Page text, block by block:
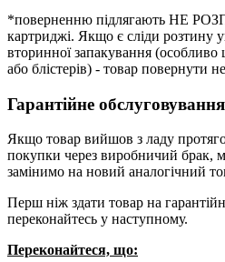
*поверненню підлягають НЕ
картриджі. Якщо є сліди розтину
вторинної запакування (особливо
або блістерів) - товар повернути
Гарантійне обслуговування
Якщо товар вийшов з ладу
покупки через виробничий брак,
замінимо на новий аналогічний
Перш ніж здати товар на
переконайтесь у наступному.
Переконайтеся, що: